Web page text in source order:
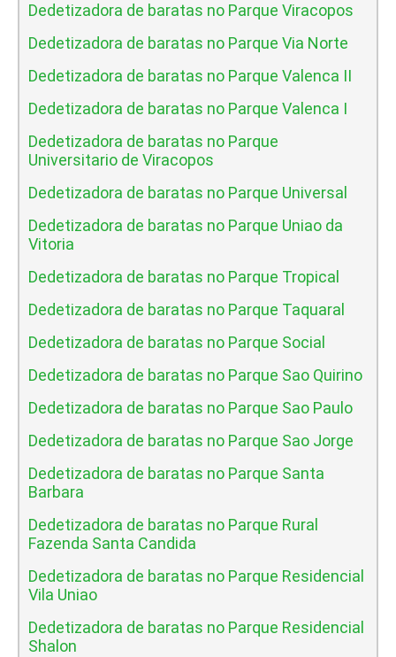
Dedetizadora de baratas no Parque Viracopos
Dedetizadora de baratas no Parque Via Norte
Dedetizadora de baratas no Parque Valenca II
Dedetizadora de baratas no Parque Valenca I
Dedetizadora de baratas no Parque
Universitario de Viracopos
Dedetizadora de baratas no Parque Universal
Dedetizadora de baratas no Parque Uniao da
Vitoria
Dedetizadora de baratas no Parque Tropical
Dedetizadora de baratas no Parque Taquaral
Dedetizadora de baratas no Parque Social
Dedetizadora de baratas no Parque Sao Quirino
Dedetizadora de baratas no Parque Sao Paulo
Dedetizadora de baratas no Parque Sao Jorge
Dedetizadora de baratas no Parque Santa
Barbara
Dedetizadora de baratas no Parque Rural
Fazenda Santa Candida
Dedetizadora de baratas no Parque Residencial
Vila Uniao
Dedetizadora de baratas no Parque Residencial
Shalon